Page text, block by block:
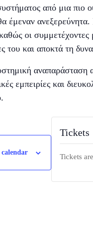
από μια πιο
έμεναν
οι συμμετέχοντες
του και αποκτά τη
αναπαράσταση
εμπειρίες και
Tickets
Tickets